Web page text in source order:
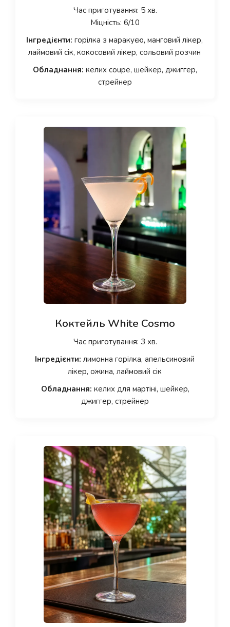
Час приготування: 5 хв.
Міцність: 6/10
Інгредієнти: горілка з маракуєю, манговий лікер,
лаймовий сік, кокосовий лікер, сольовий розчин
Обладнання: келих coupe, шейкер, джиггер,
стрейнер
Коктейль White Cosmo
Час приготування: 3 хв.
Інгредієнти: лимонна горілка, апельсиновий
лікер, ожина, лаймовий сік
Обладнання: келих для мартіні, шейкер,
джиггер, стрейнер